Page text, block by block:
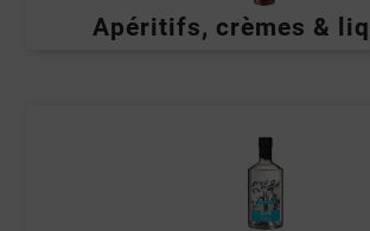
Apéritifs, crèmes &